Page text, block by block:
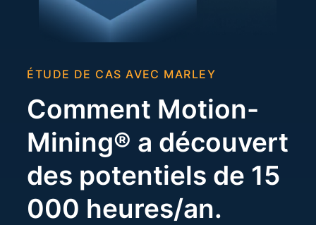
ÉTUDE DE CAS AVEC MARLEY
Comment Motion-
Mining® a découvert
des potentiels de 15
000 heures/an.